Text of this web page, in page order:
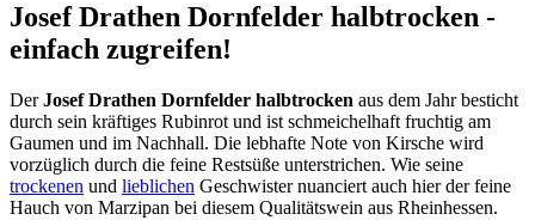
Josef Drathen Dornfelder halbtrocken -
einfach zugreifen!
DerJosef Drathen Dornfelder halbtrocken aus dem Jahr besticht
durch sein kräftiges Rubinrot und ist schmeichelhaft fruchtig am
Gaumen und im Nachhall. Die lebhafte Note von Kirsche wird
vorzüglich durch die feine Restsüße unterstrichen. Wie seine
trockenen und lieblichen Geschwister nuanciert auch hier der feine
Hauch von Marzipan bei diesem Qualitätswein aus Rheinhessen.